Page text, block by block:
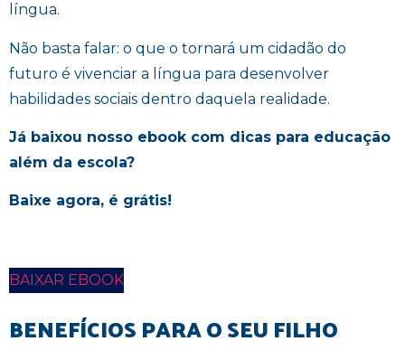
língua.
Não basta falar: o que o tornará um cidadão do
futuro é vivenciar a língua para desenvolver
habilidades sociais dentro daquela realidade.
Já baixou nosso ebook com dicas para educação
além da escola?
Baixe agora, é grátis!
BAIXAR EBOOK
BENEFÍCIOS PARA O SEU FILHO